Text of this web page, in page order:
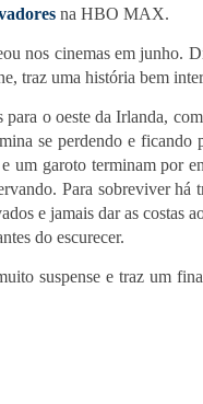
na HBO MAX.
nos cinemas em junho.
traz uma história bem
o oeste da Irlanda,
se perdendo e
um garoto terminam por
Para sobreviver há
e jamais dar as costas
do escurecer.
suspense e traz um